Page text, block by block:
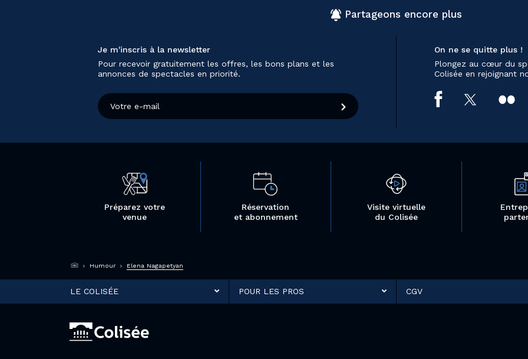
Partageons encore plus
Je m'inscris à la newsletter
Pour recevoir gratuitement les offres, les bons plans et les
annonces de spectacles en priorité.
On ne se quitte plus !
Plongez au cœur du
Colisée en rejoignant
Préparez votre
venue
Réservation
et abonnement
Visite virtuelle
du Colisée
Humour Elena Nagapetyan
LE COLISÉE POUR LES PROS CGV